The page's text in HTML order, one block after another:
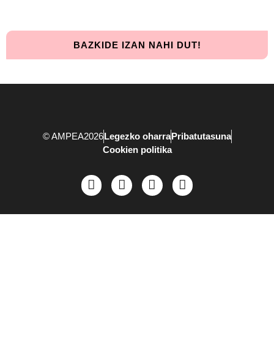
BAZKIDE IZAN NAHI DUT!
© AMPEA2026Legezko oharraPribatutasuna
Cookien politika